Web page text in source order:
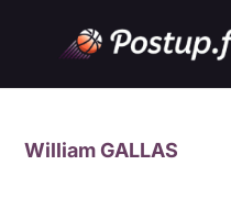
William GALLAS